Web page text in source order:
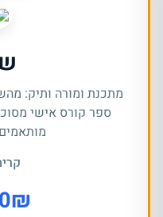
מתכנת ומורה ותיק:
ספר קורס אישי
₪